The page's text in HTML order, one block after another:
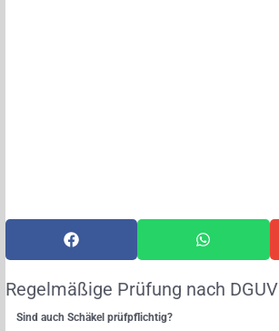
Regelmäßige Prüfung nach DGUV
Sind auch Schäkel prüfpflichtig?